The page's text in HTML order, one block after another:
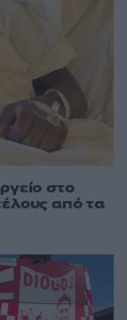
στο
από τα